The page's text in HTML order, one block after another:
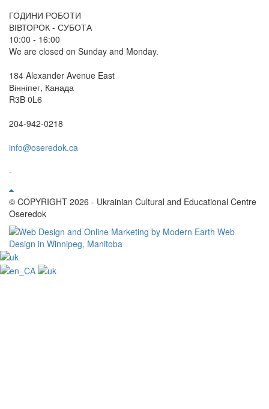
ГОДИНИ РОБОТИ
ВІВТОРОК - СУБОТА
10:00 - 16:00
We are closed on Sunday and Monday.
184 Alexander Avenue East
Вінніпег, Канада
R3B 0L6
204-942-0218
info@oseredok.ca
-
© COPYRIGHT 2026 - Ukrainian Cultural and Educational Centre
Oseredok